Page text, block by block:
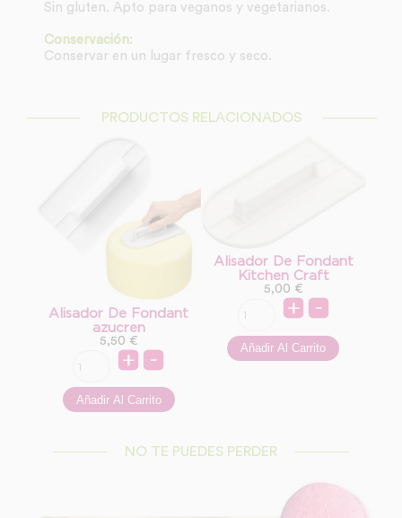
Sin gluten. Apto para veganos y vegetarianos.
Conservación:
Conservar en un lugar fresco y seco.
PRODUCTOS RELACIONADOS
Alisador De Fondant
azucren
5,50 €
Alisador De Fondant
Kitchen Craft
5,00 €
NO TE PUEDES PERDER